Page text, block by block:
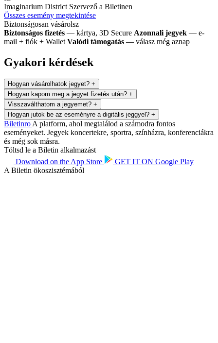
Imaginarium District Szervező a Biletinen
Összes esemény megtekintése
Biztonságosan vásárolsz
Biztonságos fizetés — kártya, 3D Secure Azonnali jegyek — e-
mail + fiók + Wallet Valódi támogatás — válasz még aznap
Gyakori kérdések
Hogyan vásárolhatok jegyet? +
Hogyan kapom meg a jegyet fizetés után? +
Visszaválthatom a jegyemet? +
Hogyan jutok be az eseményre a digitális jeggyel? +
Biletinro A platform, ahol megtalálod a számodra fontos
eseményeket. Jegyek koncertekre, sportra, színházra, konferenciákra
és még sok másra.
Töltsd le a Biletin alkalmazást
Download on the App Store GET IT ON Google Play
A Biletin ökoszisztémából